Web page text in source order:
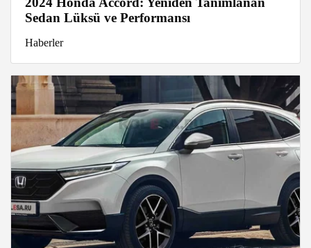
Sedan Lüksü ve Performansı
Haberler